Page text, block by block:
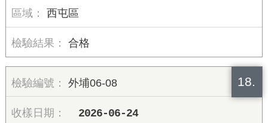
西屯區
合格
18.
外埔06-08
2026-06-24